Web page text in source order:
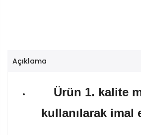
Açıklama
Ürün 1. kalite
kullanılarak imal